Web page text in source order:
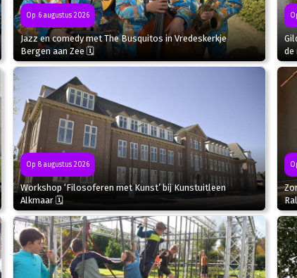
Op 6 augustus 2026
Jazz en comedy met The Busquitos in Vredeskerkje
Bergen aan Zee 🗓
de
Op 8 augustus 2026
Workshop ‘Filosoferen met Kunst’ bij Kunstuitleen
Alkmaar 🗓